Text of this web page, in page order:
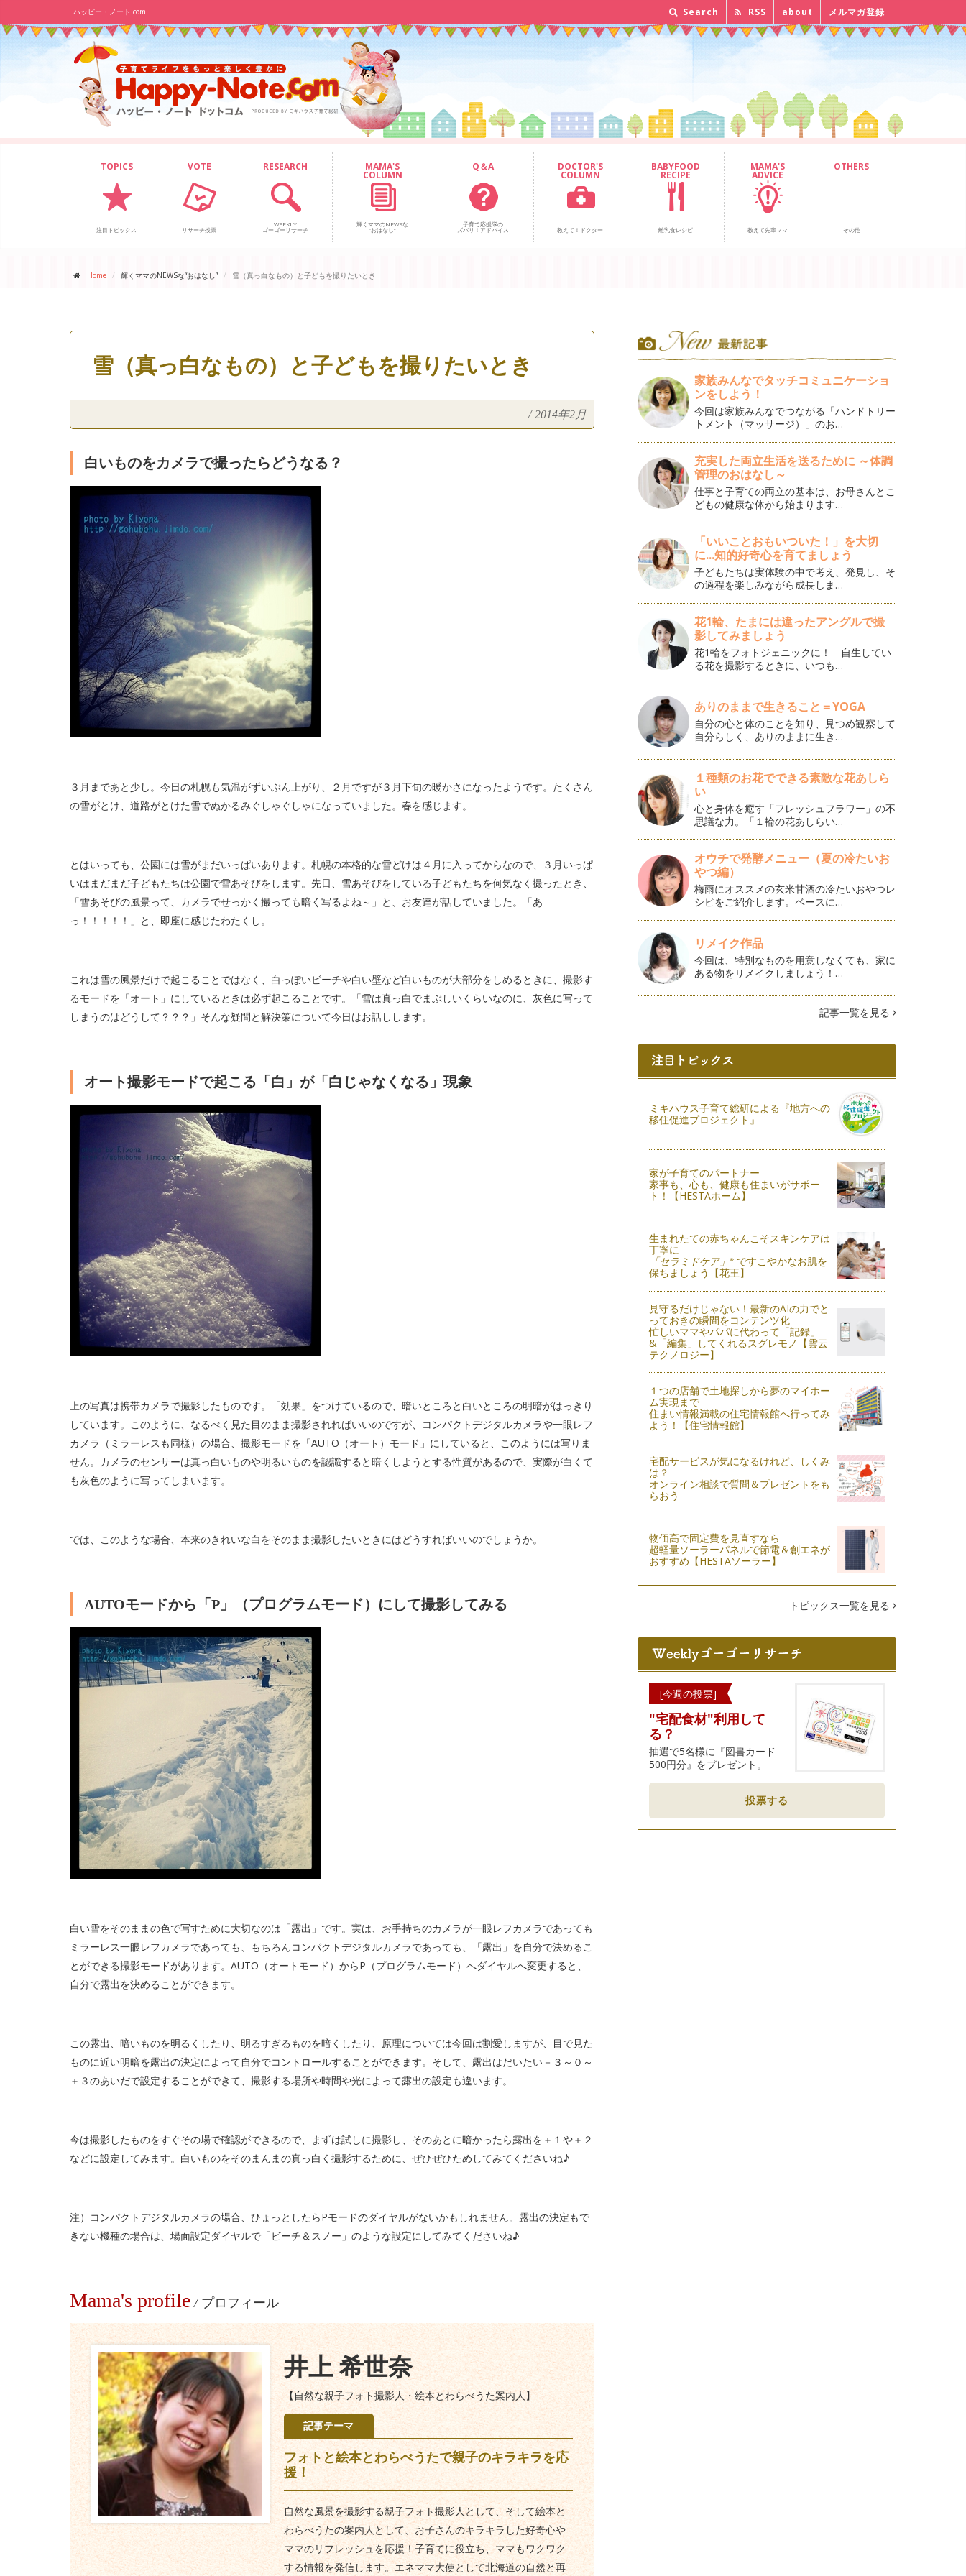
ハッピー・ノート.com Search RSS about メルマガ登録
TOPICS
注目トピックス
VOTE
リサーチ投票
RESEARCH
WEEKLY
ゴーゴーリサーチ
MAMA'S
COLUMN
輝くママのNEWSな
“おはなし”
Q＆A
子育て応援隊の
ズバリ！アドバイス
DOCTOR'S
COLUMN
教えて！ドクター
BABYFOOD
RECIPE
離乳食レシピ
MAMA'S
ADVICE
教えて先輩ママ
OTHERS
その他
Home 輝くママのNEWSな“おはなし” 雪（真っ白なもの）と子どもを撮りたいとき
雪（真っ白なもの）と子どもを撮りたいとき
/ 2014年2月
白いものをカメラで撮ったらどうなる？
３月まであと少し。今日の札幌も気温がずいぶん上がり、２月ですが３月下旬の暖かさになったようです。たくさん
の雪がとけ、道路がとけた雪でぬかるみぐしゃぐしゃになっていました。春を感じます。
とはいっても、公園には雪がまだいっぱいあります。札幌の本格的な雪どけは４月に入ってからなので、３月いっぱ
いはまだまだ子どもたちは公園で雪あそびをします。先日、雪あそびをしている子どもたちを何気なく撮ったとき、
「雪あそびの風景って、カメラでせっかく撮っても暗く写るよね～」と、お友達が話していました。「あ
っ！！！！！」と、即座に感じたわたくし。
これは雪の風景だけで起こることではなく、白っぽいビーチや白い壁など白いものが大部分をしめるときに、撮影す
るモードを「オート」にしているときは必ず起こることです。「雪は真っ白でまぶしいくらいなのに、灰色に写って
しまうのはどうして？？？」そんな疑問と解決策について今日はお話しします。
オート撮影モードで起こる「白」が「白じゃなくなる」現象
上の写真は携帯カメラで撮影したものです。「効果」をつけているので、暗いところと白いところの明暗がはっきり
しています。このように、なるべく見た目のまま撮影されればいいのですが、コンパクトデジタルカメラや一眼レフ
カメラ（ミラーレスも同様）の場合、撮影モードを「AUTO（オート）モード」にしていると、このようには写りま
せん。カメラのセンサーは真っ白いものや明るいものを認識すると暗くしようとする性質があるので、実際が白くて
も灰色のように写ってしまいます。
では、このような場合、本来のきれいな白をそのまま撮影したいときにはどうすればいいのでしょうか。
AUTOモードから「P」（プログラムモード）にして撮影してみる
白い雪をそのままの色で写すために大切なのは「露出」です。実は、お手持ちのカメラが一眼レフカメラであっても
ミラーレス一眼レフカメラであっても、もちろんコンパクトデジタルカメラであっても、「露出」を自分で決めるこ
とができる撮影モードがあります。AUTO（オートモード）からP（プログラムモード）へダイヤルへ変更すると、
自分で露出を決めることができます。
この露出、暗いものを明るくしたり、明るすぎるものを暗くしたり、原理については今回は割愛しますが、目で見た
ものに近い明暗を露出の決定によって自分でコントロールすることができます。そして、露出はだいたい－３～０～
＋３のあいだで設定することができて、撮影する場所や時間や光によって露出の設定も違います。
今は撮影したものをすぐその場で確認ができるので、まずは試しに撮影し、そのあとに暗かったら露出を＋１や＋２
などに設定してみます。白いものをそのまんまの真っ白く撮影するために、ぜひぜひためしてみてくださいね♪
注）コンパクトデジタルカメラの場合、ひょっとしたらPモードのダイヤルがないかもしれません。露出の決定もで
きない機種の場合は、場面設定ダイヤルで「ビーチ＆スノー」のような設定にしてみてくださいね♪
Mama's profile / プロフィール
井上 希世奈
【自然な親子フォト撮影人・絵本とわらべうた案内人】
記事テーマ
フォトと絵本とわらべうたで親子のキラキラを応
援！
自然な風景を撮影する親子フォト撮影人として、そして絵本と
わらべうたの案内人として、お子さんのキラキラした好奇心や
ママのリフレッシュを応援！子育てに役立ち、ママもワクワク
する情報を発信します。エネママ大使として北海道の自然と再
家族みんなでタッチコミュニケーショ
ンをしよう！
今回は家族みんなでつながる「ハンドトリー
トメント（マッサージ）」のお…
充実した両立生活を送るために ～体調
管理のおはなし～
仕事と子育ての両立の基本は、お母さんとこ
どもの健康な体から始まります…
「いいことおもいついた！」を大切
に...知的好奇心を育てましょう
子どもたちは実体験の中で考え、発見し、そ
の過程を楽しみながら成長しま…
花1輪、たまには違ったアングルで撮
影してみましょう
花1輪をフォトジェニックに！ 自生してい
る花を撮影するときに、いつも…
ありのままで生きること＝YOGA
自分の心と体のことを知り、見つめ観察して
自分らしく、ありのままに生き…
１種類のお花でできる素敵な花あしら
い
心と身体を癒す「フレッシュフラワー」の不
思議な力。「１輪の花あしらい…
オウチで発酵メニュー（夏の冷たいお
やつ編）
梅雨にオススメの玄米甘酒の冷たいおやつレ
シピをご紹介します。ベースに…
リメイク作品
今回は、特別なものを用意しなくても、家に
ある物をリメイクしましょう！…
記事一覧を見る
ミキハウス子育て総研による『地方への
移住促進プロジェクト』
家が子育てのパートナー
家事も、心も、健康も住まいがサポー
ト！【HESTAホーム】
生まれたての赤ちゃんこそスキンケアは
丁寧に
「セラミドケア」 ※ですこやかなお肌を
保ちましょう【花王】
見守るだけじゃない！最新のAIの力でと
っておきの瞬間をコンテンツ化
忙しいママやパパに代わって「記録」
&「編集」してくれるスグレモノ【雲云
テクノロジー】
１つの店舗で土地探しから夢のマイホー
ム実現まで
住まい情報満載の住宅情報館へ行ってみ
よう！【住宅情報館】
宅配サービスが気になるけれど、しくみ
は？
オンライン相談で質問＆プレゼントをも
らおう
物価高で固定費を見直すなら
超軽量ソーラーパネルで節電＆創エネが
おすすめ【HESTAソーラー】
トピックス一覧を見る
[今週の投票]
"宅配食材"利用して
る？
抽選で5名様に『図書カード
500円分』をプレゼント。
投票する